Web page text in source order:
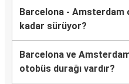
Barcelona - Amsterdam
kadar sürüyor?
Barcelona ve
otobüs durağı vardır?